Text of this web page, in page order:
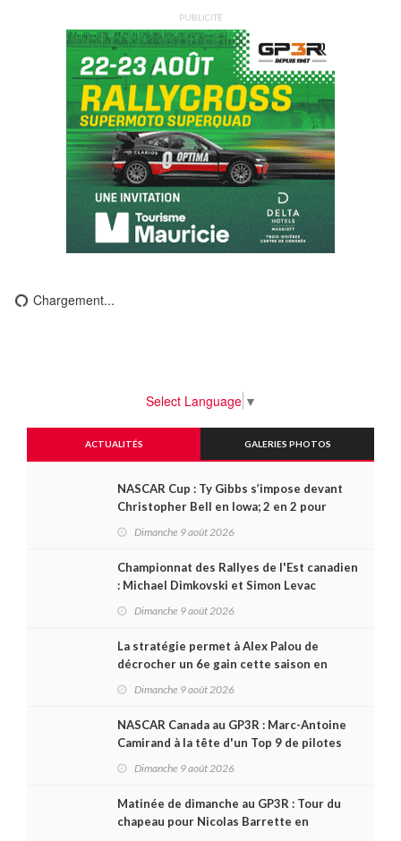
PUBLICITÉ
Chargement...
Select Language ▼
ACTUALITÉS GALERIES PHOTOS
NASCAR Cup : Ty Gibbs s’impose devant
Christopher Bell en Iowa; 2 en 2 pour
Dimanche 9 août 2026
Championnat des Rallyes de l'Est canadien
: Michael Dimkovski et Simon Levac
Dimanche 9 août 2026
La stratégie permet à Alex Palou de
décrocher un 6e gain cette saison en
Dimanche 9 août 2026
NASCAR Canada au GP3R : Marc-Antoine
Camirand à la tête d'un Top 9 de pilotes
Dimanche 9 août 2026
Matinée de dimanche au GP3R : Tour du
chapeau pour Nicolas Barrette en